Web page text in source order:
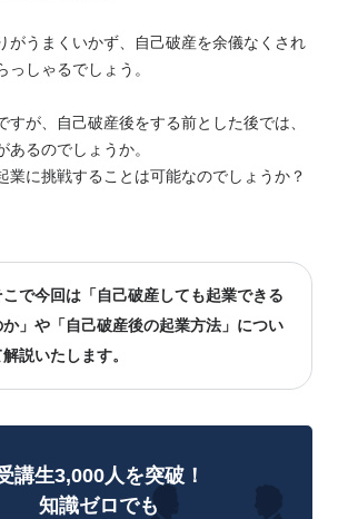
がうまくいかず、自己破産を余儀なくされ
っしゃるでしょう。
すが、自己破産後をする前とした後では、
あるのでしょうか。
業に挑戦することは可能なのでしょうか？
こで今回は「自己破産しても起業できる
か」や「自己破産後の起業方法」につい
説いたします。
講生3,000人を突破！
知識ゼロでも